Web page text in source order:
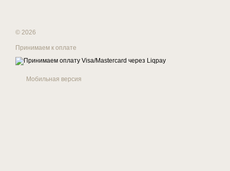
© 2026
Принимаем к оплате
Мобильная версия